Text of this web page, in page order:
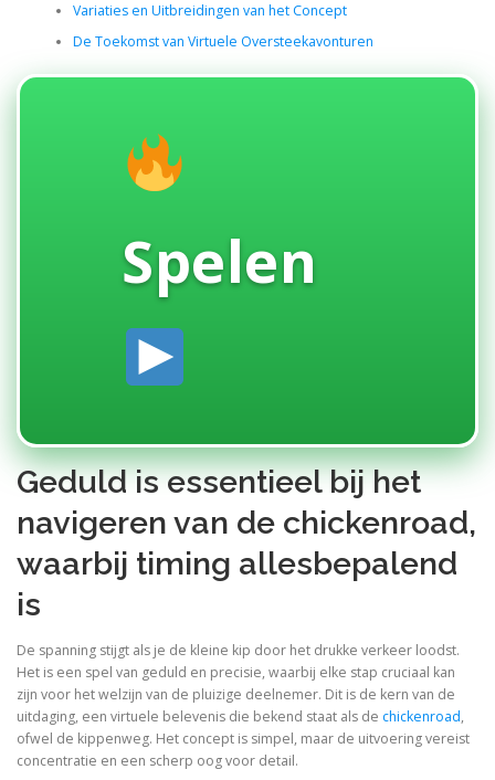
Variaties en Uitbreidingen van het Concept
De Toekomst van Virtuele Oversteekavonturen
Spelen
Geduld is essentieel bij het
navigeren van de chickenroad,
waarbij timing allesbepalend
is
De spanning stijgt als je de kleine kip door het drukke verkeer loodst.
Het is een spel van geduld en precisie, waarbij elke stap cruciaal kan
zijn voor het welzijn van de pluizige deelnemer. Dit is de kern van de
uitdaging, een virtuele belevenis die bekend staat als de chickenroad,
ofwel de kippenweg. Het concept is simpel, maar de uitvoering vereist
concentratie en een scherp oog voor detail.